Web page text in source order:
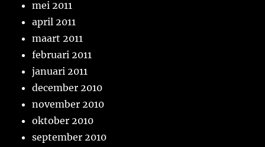
mei 2011
april 2011
maart 2011
februari 2011
januari 2011
december 2010
november 2010
oktober 2010
september 2010